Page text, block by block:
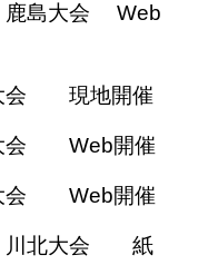
島大会 Web
会 現地開催
会 Web開催
Web開催
川北大会 紙